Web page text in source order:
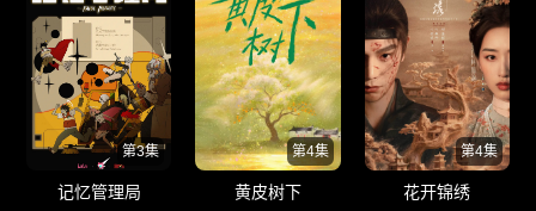
第3集
记忆管理局
第4集
黄皮树下
第4集
花开锦绣